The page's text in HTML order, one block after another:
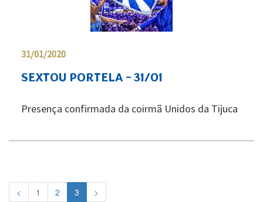
31/01/2020
SEXTOU PORTELA - 31/01
Presença confirmada da coirmã Unidos da Tijuca
< 1 2 3 >